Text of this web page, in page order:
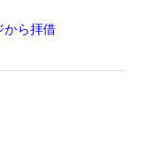
から拝借